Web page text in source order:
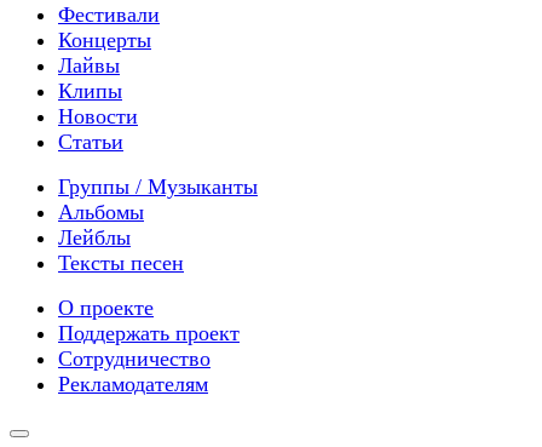
Фестивали
Концерты
Лайвы
Клипы
Новости
Статьи
Группы / Музыканты
Альбомы
Лейблы
Тексты песен
О проекте
Поддержать проект
Сотрудничество
Рекламодателям